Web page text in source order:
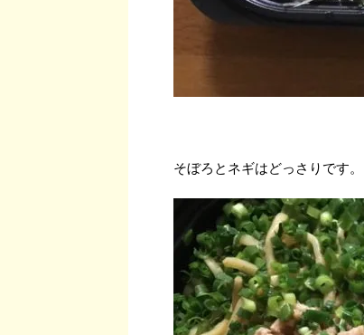
そぼろとネギはどっさりです。